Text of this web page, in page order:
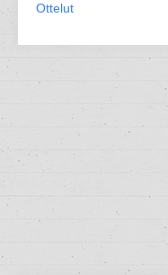
Ottelut